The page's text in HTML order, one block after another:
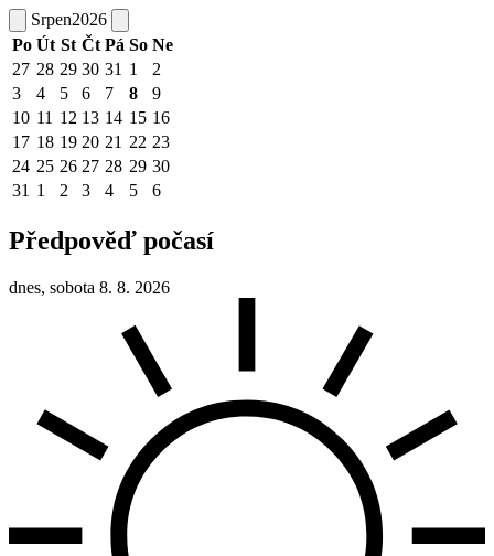
Srpen2026
Po Út St Čt Pá So Ne
27 28 29 30 31 1
2
3
4 5 6 7 8
9
10 11 12 13 14 15 16
17 18 19 20 21 22 23
24 25 26 27 28 29 30
31 1 2 3 4 5 6
Předpověď počasí
dnes, sobota 8. 8. 2026